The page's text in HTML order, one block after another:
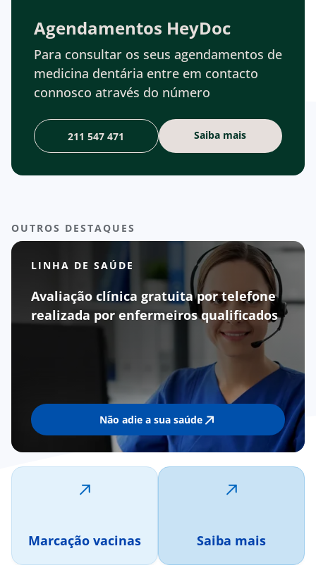
Agendamentos HeyDoc
Para consultar os seus agendamentos de
medicina dentária entre em contacto
connosco através do número
211 547 471 Saiba mais
OUTROS DESTAQUES
LINHA DE SAÚDE
Não adie a sua saúde
Avaliação clínica gratuita por telefone
realizada por enfermeiros qualificados
Marcação vacinas Saiba mais